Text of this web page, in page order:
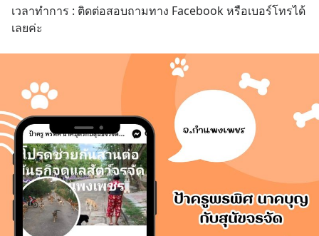
เวลาทำการ : ติดต่อสอบถามทาง Facebook หรือเบอร์โทรได้
เลยค่ะ